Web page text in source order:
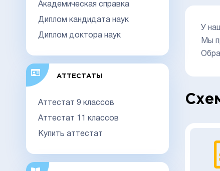
Академическая справка
Диплом кандидата наук
Диплом доктора наук
АТТЕСТАТЫ
Аттестат 9 классов
Аттестат 11 классов
Купить аттестат
У
Мы